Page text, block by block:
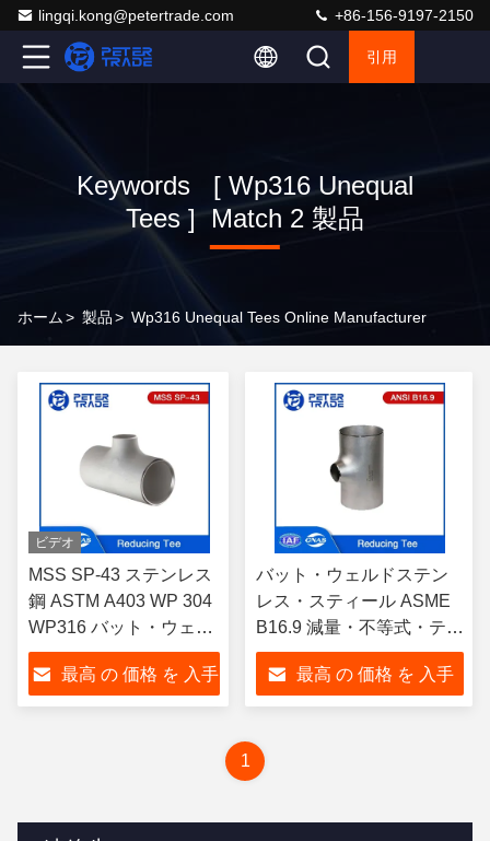
lingqi.kong@petertrade.com +86-156-9197-2150
引用
Keywords [ Wp316 Unequal
Tees ] Match 2 製品
ホーム> 製品> Wp316 Unequal Tees Online Manufacturer
ビデオ
MSS SP-43 ステンレス
鋼 ASTM A403 WP 304
WP316 バット・ウェル
ド 縮小テーズ 不等式テ
ーズ最高 の 価格 を 入手
バット・ウェルドステン
レス・スティール ASME
B16.9 減量・不等式・ティ
SCH5S-SCHXXS ASTM
WP304 WP316
最高 の 価格 を 入手
1